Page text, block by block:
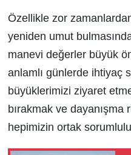
Özellikle zor
yeniden umut
manevi değerler büyük
anlamlı günlerde ihtiyaç
büyüklerimizi ziyaret
bırakmak ve
hepimizin ortak